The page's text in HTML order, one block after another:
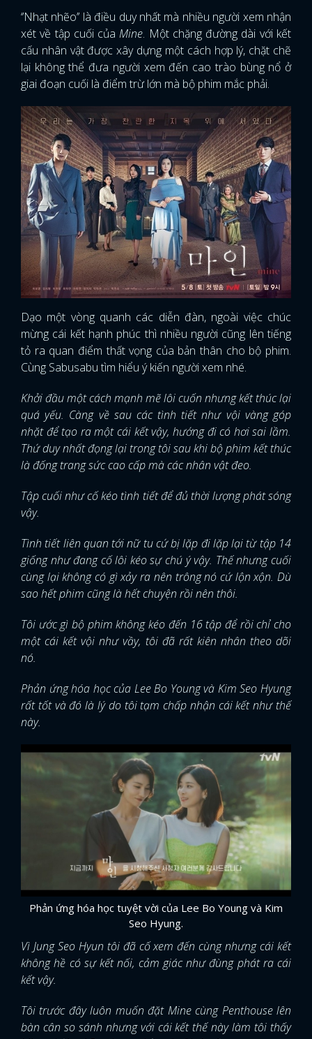
‘’Nhạt nhẽo’’ là điều duy nhất mà nhiều người xem nhận
xét về tập cuối củaMine. Một chặng đường dài với kết
cấu nhân vật được xây dựng một cách hợp lý, chặt chẽ
lại không thể đưa người xem đến cao trào bùng nổ ở
giai đoạn cuối là điểm trừ lớn mà bộ phim mắc phải.
Dạo một vòng quanh các diễn đàn, ngoài việc chúc
mừng cái kết hạnh phúc thì nhiều người cũng lên tiếng
tỏ ra quan điểm thất vọng của bản thân cho bộ phim.
Cùng Sabusabu tìm hiểu ý kiến người xem nhé.
Khởi đầu một cách mạnh mẽ lôi cuốn nhưng kết thúc lại
quá yếu. Càng về sau các tình tiết như vội vàng góp
nhặt để tạo ra một cái kết vậy, hướng đi có hơi sai lầm.
Thứ duy nhất đọng lại trong tôi sau khi bộ phim kết thúc
là đống trang sức cao cấp mà các nhân vật đeo.
Tập cuối như cố kéo tình tiết để đủ thời lượng phát sóng
vậy.
Tình tiết liên quan tới nữ tu cứ bị lặp đi lặp lại từ tập 14
giống như đang cố lôi kéo sự chú ý vậy. Thế nhưng cuối
cùng lại không có gì xảy ra nên trông nó cứ lộn xộn. Dù
sao hết phim cũng là hết chuyện rồi nên thôi.
Tôi ước gì bộ phim không kéo đến 16 tập để rồi chỉ cho
một cái kết vội như vầy, tôi đã rất kiên nhân theo dõi
nó.
Phản ứng hóa học của Lee Bo Young và Kim Seo Hyung
rất tốt và đó là lý do tôi tạm chấp nhận cái kết như thế
này.
Phản ứng hóa học tuyệt vời của Lee Bo Young và Kim
Seo Hyung.
Vì Jung Seo Hyun tôi đã cố xem đến cùng nhưng cái kết
không hề có sự kết nối, cảm giác như đùng phát ra cái
kết vậy.
Tôi trước đây luôn muốn đặt Mine cùng Penthouse lên
bàn cân so sánh nhưng với cái kết thế này làm tôi thấy